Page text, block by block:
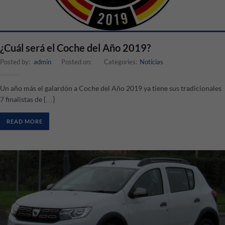
¿Cuál será el Coche del Año 2019?
Posted by: admin Posted on: Categories: Noticias
Un año más el galardón a Coche del Año 2019 ya tiene sus tradicionales
7 finalistas de […]
READ MORE